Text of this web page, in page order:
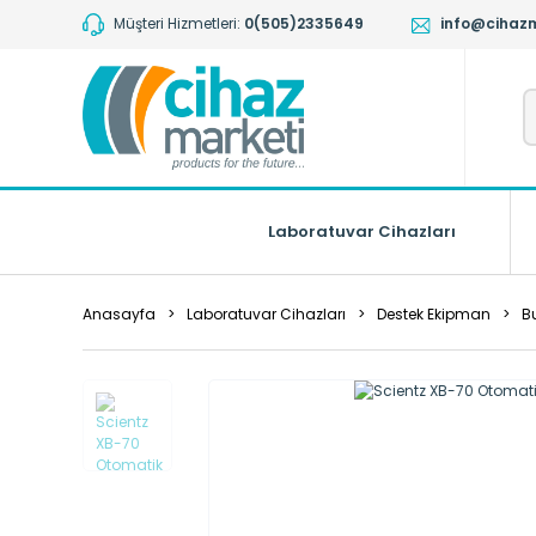
Müşteri Hizmetleri: 0(505)2335649
Laboratuvar Cihazları
Anasayfa Laboratuvar Cihazları Destek Ekipman